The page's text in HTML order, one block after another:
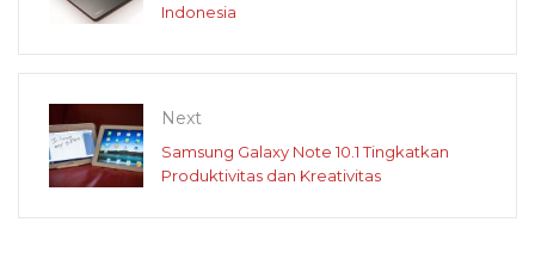
Indonesia
Next
Samsung Galaxy Note 10.1 Tingkatkan
Produktivitas dan Kreativitas